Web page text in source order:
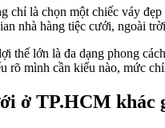
chỉ là chọn một chiếc váy
nhà hàng tiệc cưới, ngoài
thế lớn là đa dạng phong
rõ mình cần kiểu nào, mức
ở TP.HCM khác